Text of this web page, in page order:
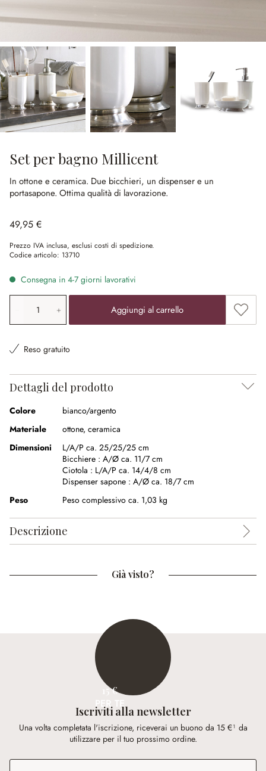
Set per bagno Millicent
In ottone e ceramica. Due bicchieri, un dispenser e un
portasapone. Ottima qualità di lavorazione.
49,95 €
Prezzo IVA inclusa, esclusi costi di spedizione.
Codice articolo: 13710
Consegna in 4-7 giorni lavorativi
Quantità prodotto: inserisci il valore desiderato o
Aggiungi al carrello
Reso gratuito
Dettagli del prodotto
Colore
bianco/argento
Materiale
ottone, ceramica
Dimensioni
L/A/P ca. 25/25/25 cm
Bicchiere : A/Ø ca. 11/7 cm
Ciotola : L/A/P ca. 14/4/8 cm
Dispenser sapone : A/Ø ca. 18/7 cm
Peso
Peso complessivo ca. 1,03 kg
Descrizione
Già visto?
15 €
PER TE
Iscriviti alla newsletter
Una volta completata l'iscrizione, riceverai un buono da 15 €¹ da
utilizzare per il tuo prossimo ordine.
Indirizzo e-mail